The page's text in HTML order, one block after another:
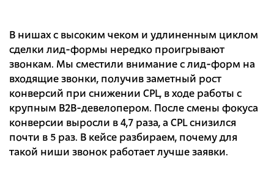
В нишах с высоким чеком и удлиненным циклом
сделки лид-формы нередко проигрывают
звонкам. Мы сместили внимание с лид-форм на
входящие звонки, получив заметный рост
конверсий при снижении CPL, в ходе работы с
крупным B2B-девелопером. После смены фокуса
конверсии выросли в 4,7 раза, а CPL снизился
почти в 5 раз. В кейсе разбираем, почему для
такой ниши звонок работает лучше заявки.